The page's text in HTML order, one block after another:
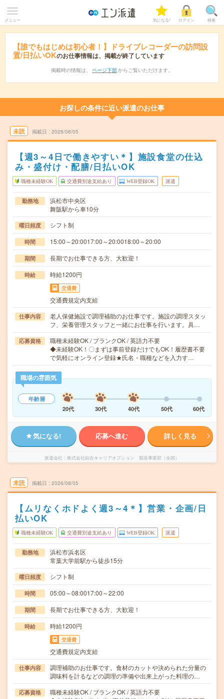
メニュー 気になる! ログイン 検索
【誰でもはじめは初心者！】ドライブレコーダーの訪問設
置/日払いOKのお仕事情報は、掲載が終了しています
掲載時の情報は、 ページ下部 からご覧いただけます。
お探しの条件に近い派遣のお仕事
未読 掲載日 2026/08/05
【週3～4日で働きやすい＊】施設食堂の仕込
み・盛付け・配膳/日払いOK
職種未経験OK 交通費別途支給あり WEB登録OK 派遣
勤務地
浜松市中央区
舞阪駅から車10分
曜日頻度 シフト制
時間 15:00～20:0017:00～20:0018:00～20:00
期間 長期でお仕事できる方、大歓迎！
時給 時給1200円
交通費
交通費規定内支給
仕事内容
老人保健施設で調理補助のお仕事です。施設の調理スタッ
フ、栄養管理スタッフと一緒にお仕事を行います。具…
応募資格
職種未経験OK / ブランクOK / 英語力不要
◆未経験OK！〇まずは事前登録だけでもOK！履歴書不要
で気軽にオンライン登録★氏名・職種などを入力す…
職場の雰囲気
年齢層
20代
30代 40代 50代 60代
気になる! 応募へ進む 詳しく見る
派遣会社 株式会社綜合キャリアオプション 製造事業部（全国）
未読 掲載日 2026/08/05
【ムリなくホドよく週3～4＊】営業・企画/日
払いOK
職種未経験OK 交通費別途支給あり WEB登録OK 派遣
勤務地
浜松市浜名区
常葉大学前駅から徒歩15分
曜日頻度 シフト制
時間 05:00～08:0017:00～22:00
期間 長期でお仕事できる方、大歓迎！
時給 時給1200円
交通費
交通費規定内支給
仕事内容
調理補助のお仕事です。食材のカットや決められた分量の
調味料を計るなどの調理の準備や出来上がった料理の…
応募資格
職種未経験OK / ブランクOK / 英語力不要